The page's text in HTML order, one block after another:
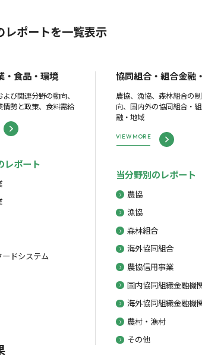
レポートを一覧表示
・食品・環境
び関連分野の動向、
情勢と政策、食料需給
レポート
ドシステム
協同組合・組合金融
農協、漁協、森林組合の
向、国内外の協同組合・
融・地域
VIEW MORE
当分野別のレポート
農協
漁協
森林組合
海外協同組合
農協信用事業
国内協同組織金融機
海外協同組織金融機
農村・漁村
その他